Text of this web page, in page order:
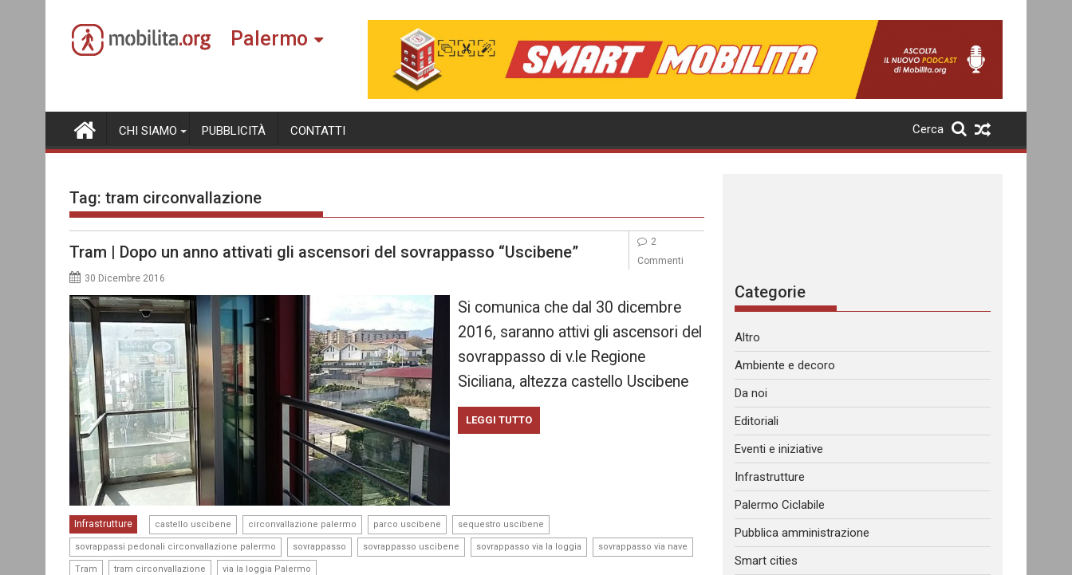
content
Palermo
CHI SIAMO PUBBLICITÀ CONTATTI Cerca
Tag: tram circonvallazione
Tram | Dopo un anno attivati gli ascensori del sovrappasso “Uscibene”
30 Dicembre 2016
Si comunica che dal 30 dicembre
2016, saranno attivi gli ascensori del
sovrappasso di v.le Regione
Siciliana, altezza castello Uscibene
LEGGI TUTTO
Infrastrutture castello uscibene circonvallazione palermo parco uscibene sequestro uscibene
sovrappassi pedonali circonvallazione palermo sovrappasso sovrappasso uscibene sovrappasso via la loggia sovrappasso via nave
Tram tram circonvallazione via la loggia Palermo
2
Commenti
Categorie
Altro
Ambiente e decoro
Da noi
Editoriali
Eventi e iniziative
Infrastrutture
Palermo Ciclabile
Pubblica amministrazione
Smart cities